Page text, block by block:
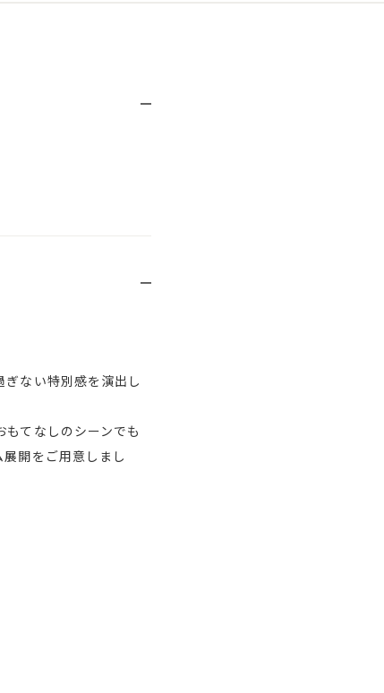
ない特別感を演出し
てなしのシーンでも
開をご用意しまし